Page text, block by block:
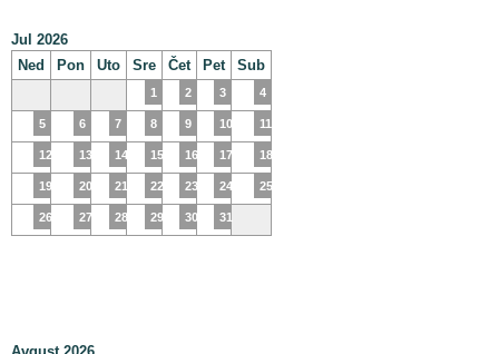
Jul 2026
Ned
Pon Uto Sre Čet Pet Sub
1 2 3 4
5 6 7 8 9 10 11
12 13 14 15 16 17 18
19 20 21 22 23 24 25
26 27 28 29 30 31